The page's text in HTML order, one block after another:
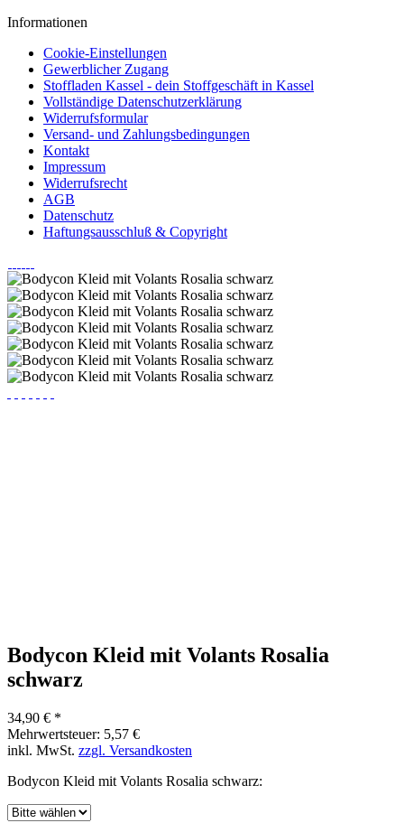
Informationen
Cookie-Einstellungen
Gewerblicher Zugang
Stoffladen Kassel - dein Stoffgeschäft in Kassel
Vollständige Datenschutzerklärung
Widerrufsformular
Versand- und Zahlungsbedingungen
Kontakt
Impressum
Widerrufsrecht
AGB
Datenschutz
Haftungsausschluß & Copyright
Bodycon Kleid mit Volants Rosalia
schwarz
34,90 € *
Mehrwertsteuer: 5,57 €
inkl. MwSt. zzgl. Versandkosten
Bodycon Kleid mit Volants Rosalia schwarz: